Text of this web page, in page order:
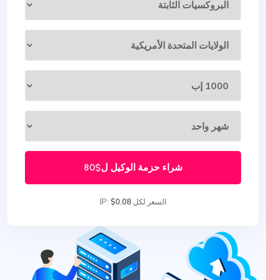
شراء حزمة الوكيل ل$80
السعر لكل IP:$0.08